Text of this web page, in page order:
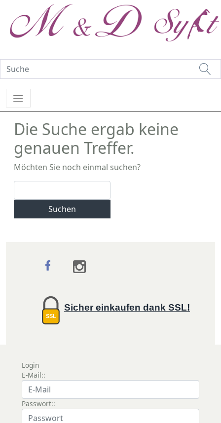
Die Suche ergab keine
genauen Treffer.
Möchten Sie noch einmal suchen?
Suchen
SSL
Sicher einkaufen dank SSL!
Login
E-Mail::
Passwort::